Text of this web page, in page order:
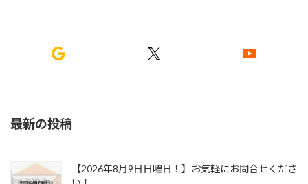
Google X YouTube
最新の投稿
【2026年8月9日日曜日！】お気軽にお問合せくださ